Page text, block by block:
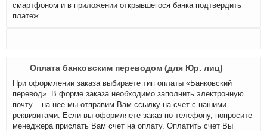
смартфоном и в приложении открывшегося банка подтвердить
платеж.
Оплата банковским переводом (для Юр. лиц)
При оформлении заказа выбираете тип оплаты «Банковский
перевод». В форме заказа необходимо заполнить электронную
почту – на нее мы отправим Вам ссылку на счет с нашими
реквизитами. Если вы оформляете заказ по телефону, попросите
менеджера прислать Вам счет на оплату. Оплатить счет Вы